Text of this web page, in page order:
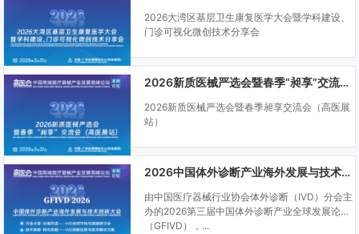
2026大湾区基层卫生康复医学大会暨学科建设、
门诊可视化微创技术分享会
2026新质医械严选会暨春季“昶享”交流会（高医展站）
2026新质医械严选会暨春季昶享交流会（高医展
站）
2026中国体外诊断产业海外发展与技术创新大会
由中国医疗器械行业协会体外诊断（IVD）分会主
办的2026第三届中国体外诊断产业全球发展论坛
（GFIVD），...